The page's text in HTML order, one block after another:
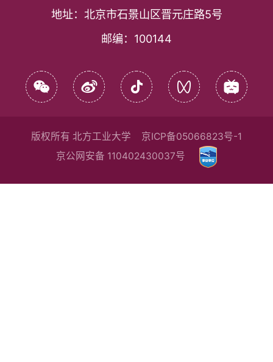
地址： 北京市石景山区晋元庄路5号
邮编： 100144
版权所有 北方工业大学
京ICP备05066823号-1
京公网安备 110402430037号